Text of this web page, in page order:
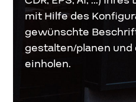
mit Hilfe des
gewünschte
gestalten/planen und
einholen.